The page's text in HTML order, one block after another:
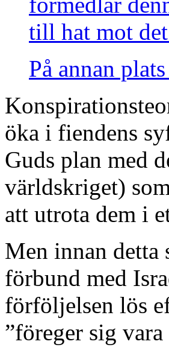
till hat mot
På annan
öka i fiendens
Guds plan med
världskriget)
att utrota dem i
Men innan detta
förbund med
förföljelsen lös
”föreger sig vara